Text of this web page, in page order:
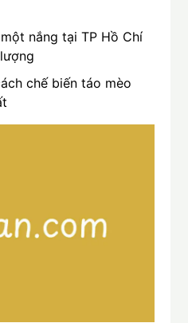
nắng tại TP Hồ Chí
chế biến táo mèo